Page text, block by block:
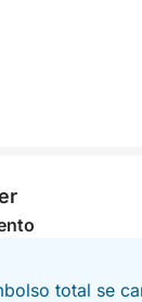
total se